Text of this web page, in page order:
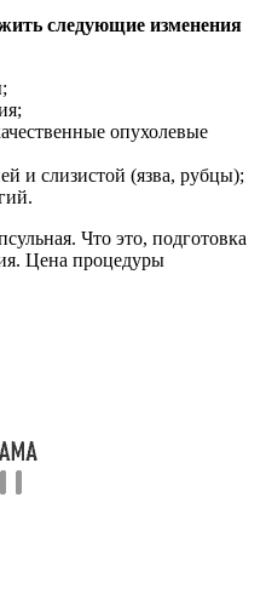
следующие изменения
опухолевые
и слизистой (язва, рубцы);